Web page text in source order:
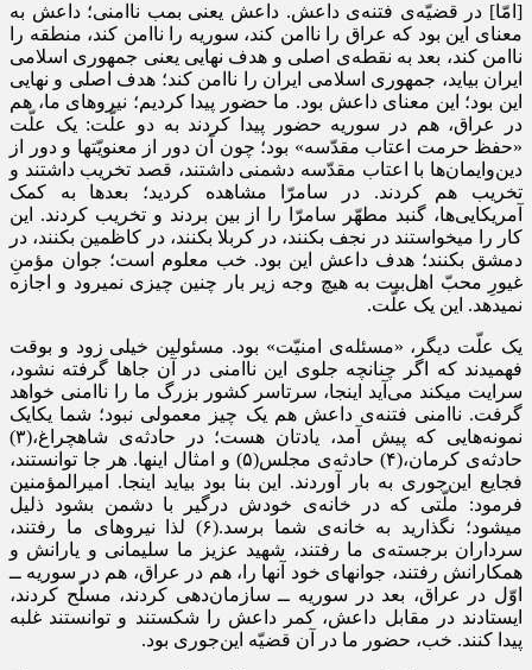
[امّا] در قضیّه‌ی فتنه‌ی داعش. داعش یعنی بمب ناامنی؛ داعش به
معنای این بود که عراق را ناامن کند، سوریه را ناامن کند، منطقه را
ناامن کند، بعد به نقطه‌ی اصلی و هدف نهایی یعنی جمهوری اسلامی
ایران بیاید، جمهوری اسلامی ایران را ناامن کند؛ هدف اصلی و نهایی
این بود؛ این معنای داعش بود. ما حضور پیدا کردیم؛ نیروهای ما، هم
در عراق، هم در سوریه حضور پیدا کردند به دو علّت: یک علّت
«حفظ حرمت اعتاب مقدّسه» بود؛ چون آن دور از معنویّتها و دور از
دین‌وایمان‌ها با اعتاب مقدّسه دشمنی داشتند، قصد تخریب داشتند و
تخریب هم کردند. در سامرّا مشاهده کردید؛ بعدها به کمک
آمریکایی‌ها، گنبد مطهّر سامرّا را از بین بردند و تخریب کردند. این
کار را میخواستند در نجف بکنند، در کربلا بکنند، در کاظمین بکنند، در
دمشق بکنند؛ هدف داعش این بود. خب معلوم است؛ جوان مؤمنِ
غیورِ محبّ اهل‌بیت به هیچ وجه زیر بار چنین چیزی نمیرود و اجازه
نمیدهد. این یک علّت.
یک علّت دیگر، «مسئله‌ی امنیّت» بود. مسئولین خیلی زود و بوقت
فهمیدند که اگر چنانچه جلوی این ناامنی در آن جاها گرفته نشود،
سرایت میکند می‌آید اینجا، سرتاسر کشور بزرگ ما را ناامنی خواهد
گرفت. ناامنی فتنه‌ی داعش هم یک چیز معمولی نبود؛ شما یکایک
نمونه‌هایی که پیش آمد، یادتان هست؛ در حادثه‌ی شاهچراغ،(۳)
حادثه‌ی کرمان،(۴) حادثه‌ی مجلس(۵) و امثال اینها. هر جا توانستند،
فجایع این‌جوری به بار آوردند. این بنا بود بیاید اینجا. امیرالمؤمنین
فرمود: ملّتی که در خانه‌ی خودش درگیر با دشمن بشود ذلیل
میشود؛‌ نگذارید به خانه‌ی شما برسد.(۶)لذا نیروهای ما رفتند،
سرداران برجسته‌ی ما رفتند، شهید عزیز ما سلیمانی و یارانش و
همکارانش رفتند، جوانهای خود آنها را، هم در عراق، هم در سوریه ــ
اوّل در عراق، بعد در سوریه ــ سازمان‌دهی کردند، مسلّح کردند،
ایستادند در مقابل داعش، کمر داعش را شکستند و توانستند غلبه
پیدا کنند. خب، حضور ما در آن قضیّه این‌جوری بود.